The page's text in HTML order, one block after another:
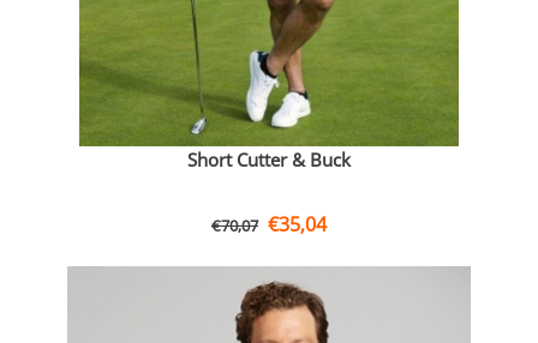
Short Cutter & Buck
€70,07 €35,04